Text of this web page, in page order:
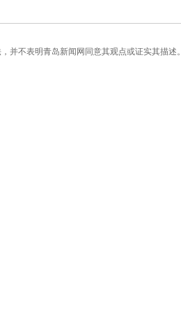
并不表明青岛新闻网同意其观点或证实其描述。